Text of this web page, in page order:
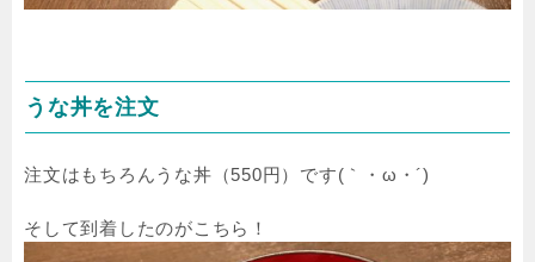
うな丼を注文
注文はもちろんうな丼（550円）です(｀・ω・´)
そして到着したのがこちら！